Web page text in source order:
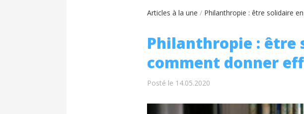
Articles à la une / Philanthropie : être solidaire
Philanthropie : être
comment donner
Posté le 14.05.2020